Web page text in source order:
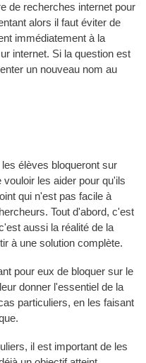
de recherches internet pour
alors il faut éviter de
immédiatement à la
internet. Si la question est
un nouveau nom au
élèves bloqueront sur
les aider pour qu'ils
qui n'est pas facile à
Tout d'abord, c'est
aussi la réalité de la
à une solution complète.
pour eux de bloquer sur le
donner l'essentiel de la
particuliers, en les faisant
il est important de les